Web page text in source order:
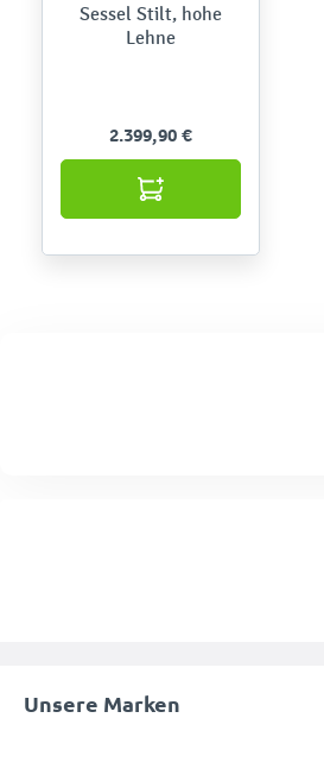
Sessel Stilt, hohe
Lehne
2.399,90 €
Unsere Marken